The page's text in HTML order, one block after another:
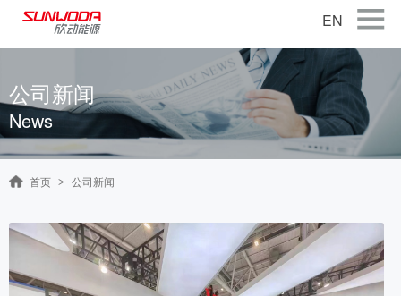
关于公司
智能出行
智慧储能
EN
公司新闻
News
首页 > 公司新闻